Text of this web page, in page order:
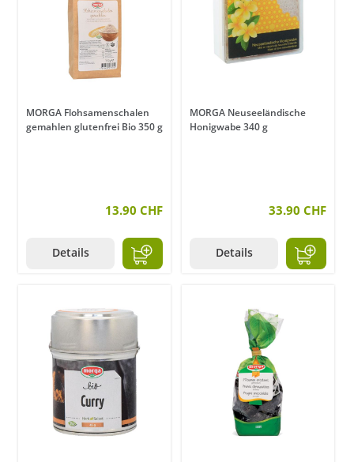
MORGA Flohsamenschalen
gemahlen glutenfrei Bio 350 g
13.90 CHF
Details
MORGA Neuseeländische
Honigwabe 340 g
33.90 CHF
Details